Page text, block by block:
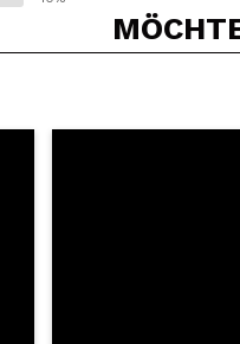
Würden Sie diesen